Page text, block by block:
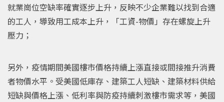
就業崗位空缺率確實逐步上升，反映不少企業難以找到合適
的工人，導致用工成本上升，「工資-物價」存在螺旋上升
壓力；
另外，疫情期間美國樓市價格持續上漲直接或間接推升消費
者物價水平。受美國低庫存、建築工人短缺、建築材料供給
短缺與價格上漲、低利率與防疫持續刺激樓市需求等，美國